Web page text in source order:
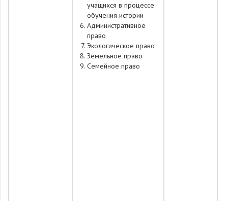
учащихся в процессе
обучения истории
Административное
право
Экологическое право
Земельное право
Семейное право